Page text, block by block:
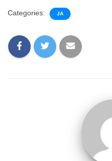
Categories: JA